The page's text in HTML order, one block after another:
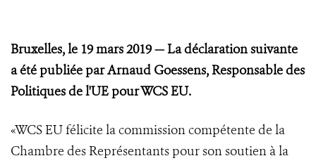
Bruxelles, le 19 mars 2019—La déclaration suivante
a été publiée par Arnaud Goessens, Responsable des
Politiques de l'UE pour WCS EU.
«WCS EU félicite la commission compétente de la
Chambre des Représentants pour son soutien à la